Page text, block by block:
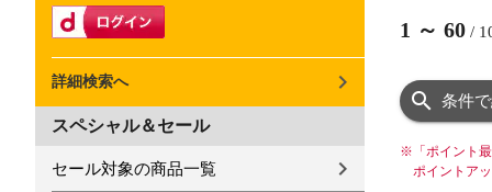
詳細検索へ
スペシャル＆セール
セール対象の商品一覧
1 ～ 60 /
条件
※ 「ポイント
ポイントア